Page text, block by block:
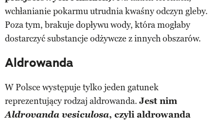
wchłanianie pokarmu utrudnia kwaśny odczyn gleby.
Poza tym, brakuje dopływu wody, która mogłaby
dostarczyć substancje odżywcze z innych obszarów.
Aldrowanda
W Polsce występuje tylko jeden gatunek
reprezentujący rodzaj aldrowanda. Jest nim
Aldrovanda vesiculosa, czyli aldrowanda